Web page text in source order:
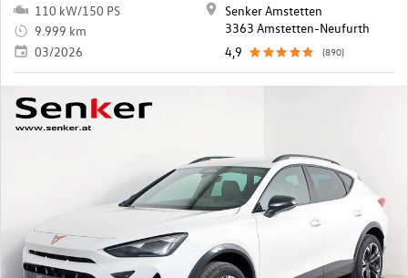
110 kW/150 PS
9.999 km
03/2026
Senker Amstetten
3363 Amstetten-Neufurth
4,9
(890)